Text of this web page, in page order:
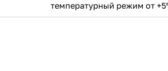
температурный режим от